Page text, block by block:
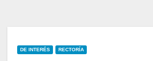
DE INTERÉS RECTORÍA